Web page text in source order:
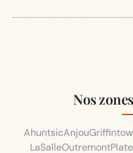
Nos
AhuntsicAnjou
LaSalleOutremont